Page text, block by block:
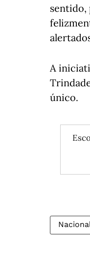
sentido,
A
único.